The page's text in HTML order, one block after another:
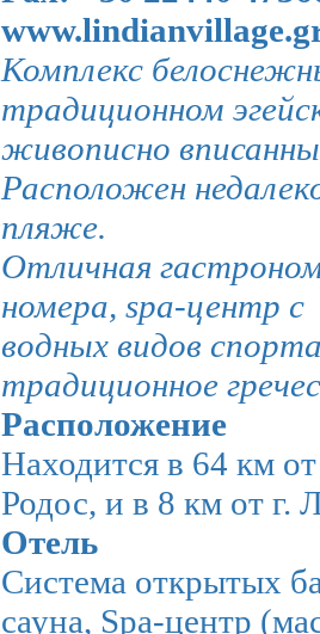
Комплекс
традиционном
живописно
Расположен
пляже.
Отличная
номера, spa-центр с
водных видов
традиционное
Расположение
Находится в 64 км
Родос, и в 8 км от г.
Отель
Система открытых
сауна, Spa-центр